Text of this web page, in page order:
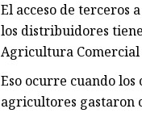
El acceso de terceros
los distribuidores
Agricultura Comercial
Eso ocurre cuando los
agricultores gastaron